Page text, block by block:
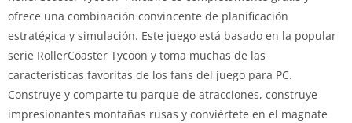
ofrece una combinación convincente de planificación
estratégica y simulación. Este juego está basado en la popular
serie RollerCoaster Tycoon y toma muchas de las
características favoritas de los fans del juego para PC.
Construye y comparte tu parque de atracciones, construye
impresionantes montañas rusas y conviértete en el magnate